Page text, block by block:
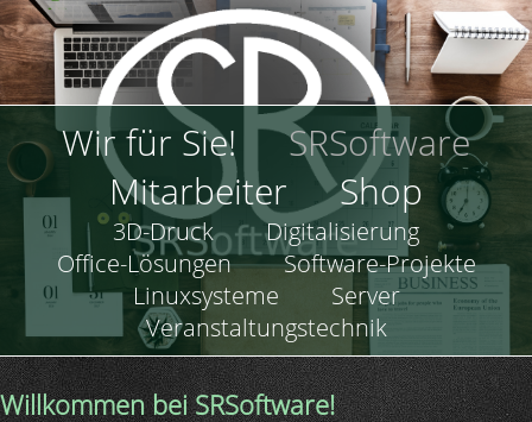
Direkt
zum
Inhalt
Hauptnavigation
Wir für Sie!
SRSoftware
Mitarbeiter
Shop
Hauptnavigation
3D-Druck
Digitalisierung
Office-Lösungen
Software-Projekte
Linuxsysteme
Server
Veranstaltungstechnik
Willkommen bei SRSoftware!